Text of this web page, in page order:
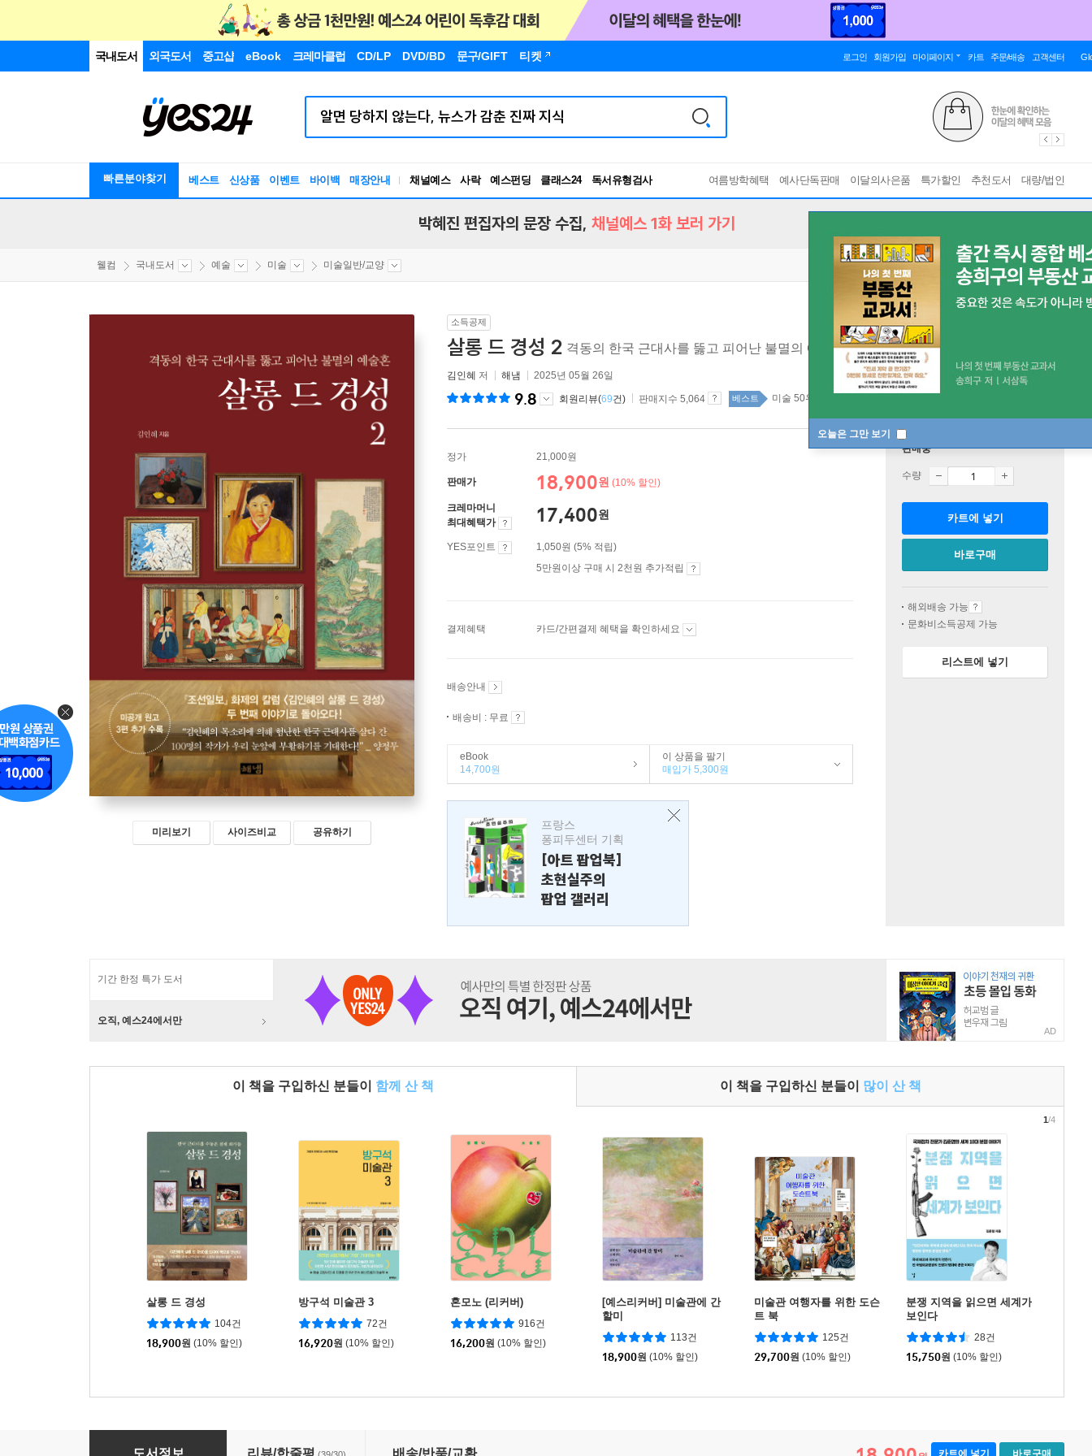
국내도서 외국도서 중고샵 eBook 크레마클럽 CD/LP DVD/BD 문구/GIFT 티켓 로그인 회원가입 마이페이지 카트 주문/배송 고객센터
빠른분야찾기 베스트 신상품 이벤트 바이백 매장안내 채널예스 사락 예스펀딩 클래스24
독서유형검사
RBTI Lab
여름방학혜택 예사단독판매 이달의사은품 특가할인 추천도서 대량/법인
오늘은 그만 보기
박혜진 편집자의 문장 수집, 채널예스 1화 보러 가기
웰컴 국내도서 예술 미술 미술일반/교양
미리보기 사이즈비교 공유하기
소득공제
살롱 드 경성 2 격동의 한국 근대사를 뚫고 피어난 불멸의 예술혼
김인혜 저 해냄 2025년 05월 26일
9.8 회원리뷰(69건) 판매지수 5,064 베스트 미술 50위
정가 21,000원
판매가 18,900원 (10% 할인)
크레마머니
최대혜택가
17,400원
YES포인트
1,050원 (5% 적립)
5만원이상 구매 시 2천원 추가적립
결제혜택 카드/간편결제 혜택을 확인하세요
배송안내
배송비 : 무료
eBook
14,700원
이 상품을 팔기
매입가 5,300원
프랑스
퐁피두센터 기획
[아트 팝업북]
초현실주의
팝업 갤러리
판매중
수량
카트에 넣기
바로구매
해외배송 가능
문화비소득공제 가능
리스트에 넣기
기간 한정 특가 도서
오직, 예스24에서만
AD
이 책을 구입하신 분들이 함께 산 책 이 책을 구입하신 분들이 많이 산 책
살롱 드 경성
104건
18,900원 (10% 할인)
방구석 미술관 3
72건
16,920원 (10% 할인)
혼모노 (리커버)
916건
16,200원 (10% 할인)
[예스리커버] 미술관에 간
할미
113건
18,900원 (10% 할인)
미술관 여행자를 위한 도슨
트 북
125건
29,700원 (10% 할인)
분쟁 지역을 읽으면 세계가
보인다
28건
15,750원 (10% 할인)
1/4
살롱 드 경성 2
도서정보 리뷰/한줄평 배송/반품/교환 카트에 넣기 바로구매